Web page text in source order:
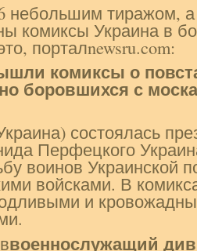
небольшим тиражом, а
комиксы Украина в
порталnewsru.com:
комиксы о
боровшихся с
состоялась
Перфецкого
воинов Украинской
войсками. В
и
военнослужащий